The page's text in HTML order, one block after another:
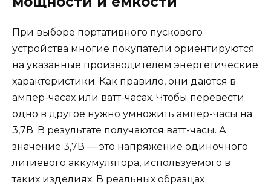
При выборе портативного пускового
устройства многие покупатели ориентируются
на указанные производителем энергетические
характеристики. Как правило, они даются в
ампер-часах или ватт-часах. Чтобы перевести
одно в другое нужно умножить ампер-часы на
3,7В. В результате получаются ватт-часы. А
значение 3,7В — это напряжение одиночного
литиевого аккумулятора, используемого в
таких изделиях. В реальных образцах